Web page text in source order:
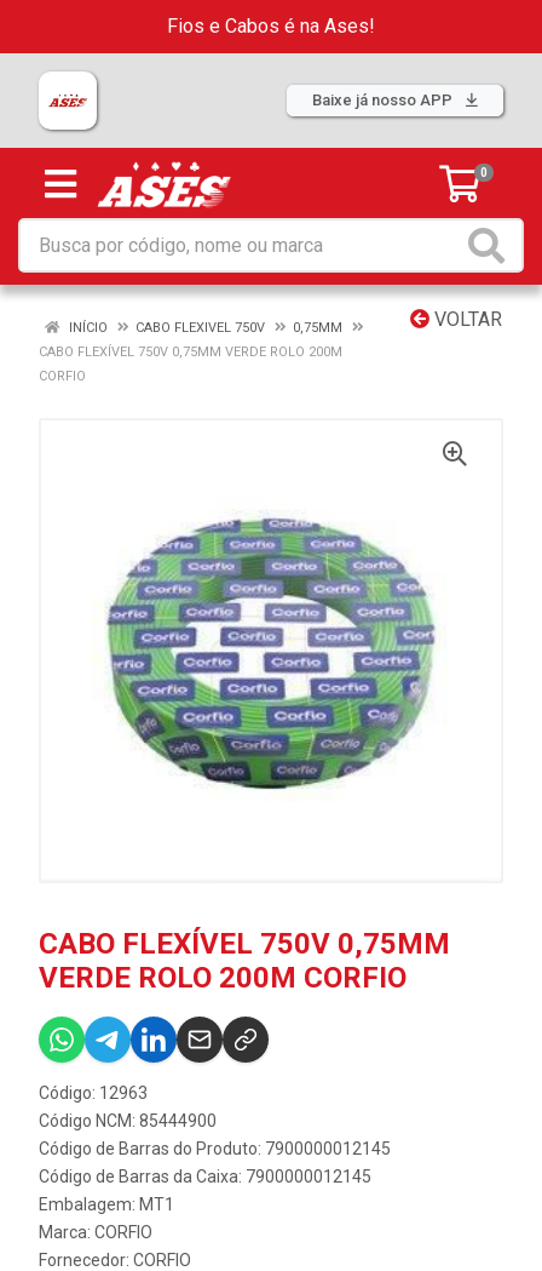
Fios e Cabos é na Ases!
Baixe já nosso APP
0
VOLTAR
INÍCIO CABO FLEXIVEL 750V
0,75MM
CABO FLEXÍVEL 750V 0,75MM VERDE ROLO 200M
CORFIO
CABO FLEXÍVEL 750V 0,75MM
VERDE ROLO 200M CORFIO
Código: 12963
Código NCM: 85444900
Código de Barras do Produto: 7900000012145
Código de Barras da Caixa: 7900000012145
Embalagem: MT1
Marca: CORFIO
Fornecedor: CORFIO